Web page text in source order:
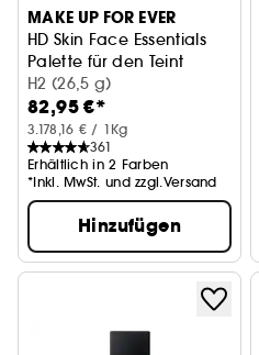
MAKE UP FOR EVER
HD Skin Face Essentials
Palette für den Teint
H2 (26,5 g)
82,95 €*
3.178,16 € / 1Kg
361
Erhältlich in 2 Farben
*Inkl. MwSt. und zzgl.Versand
Hinzufügen